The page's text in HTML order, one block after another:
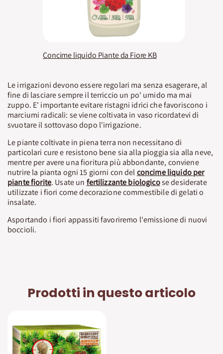
Concime liquido Piante da Fiore KB
Le irrigazioni devono essere regolari ma senza esagerare, al
fine di lasciare sempre il terriccio un po' umido ma mai
zuppo. E' importante evitare ristagni idrici che favoriscono i
marciumi radicali: se viene coltivata in vaso ricordatevi di
svuotare il sottovaso dopo l'irrigazione.
Le piante coltivate in piena terra non necessitano di
particolari cure e resistono bene sia alla pioggia sia alla neve,
mentre per avere una fioritura più abbondante, conviene
nutrire la pianta ogni 15 giorni con delconcime liquido per
piante fiorite. Usate un fertilizzante biologicose desiderate
utilizzate i fiori come decorazione commestibile di gelati o
insalate.
Asportando i fiori appassiti favoriremo l'emissione di nuovi
boccioli.
Prodotti in questo articolo